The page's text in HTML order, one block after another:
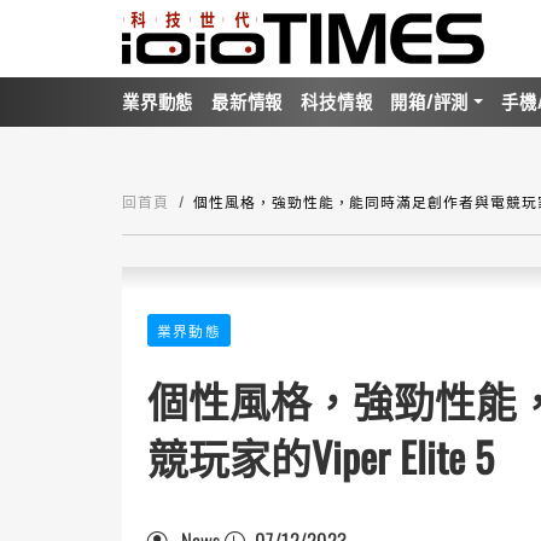
業界動態 最新情報 科技情報 開箱/評測 手
回首頁 個性風格，強勁性能，能同時滿足創作者與電競玩
業界動態
個性風格，強勁性能
競玩家的Viper Elite 5